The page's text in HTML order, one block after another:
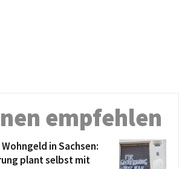
empfehlen
in Sachsen:
plant selbst mit